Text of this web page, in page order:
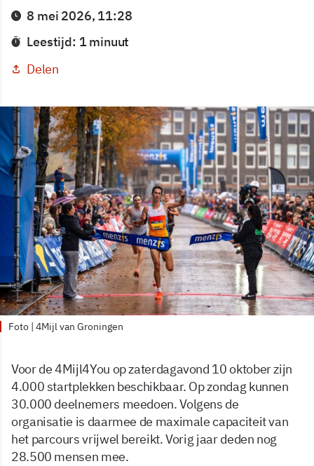
8 mei 2026, 11:28
Leestijd: 1 minuut
Delen
Foto | 4Mijl van Groningen
Voor de 4Mijl4You op zaterdagavond 10 oktober zijn
4.000 startplekken beschikbaar. Op zondag kunnen
30.000 deelnemers meedoen. Volgens de
organisatie is daarmee de maximale capaciteit van
het parcours vrijwel bereikt. Vorig jaar deden nog
28.500 mensen mee.